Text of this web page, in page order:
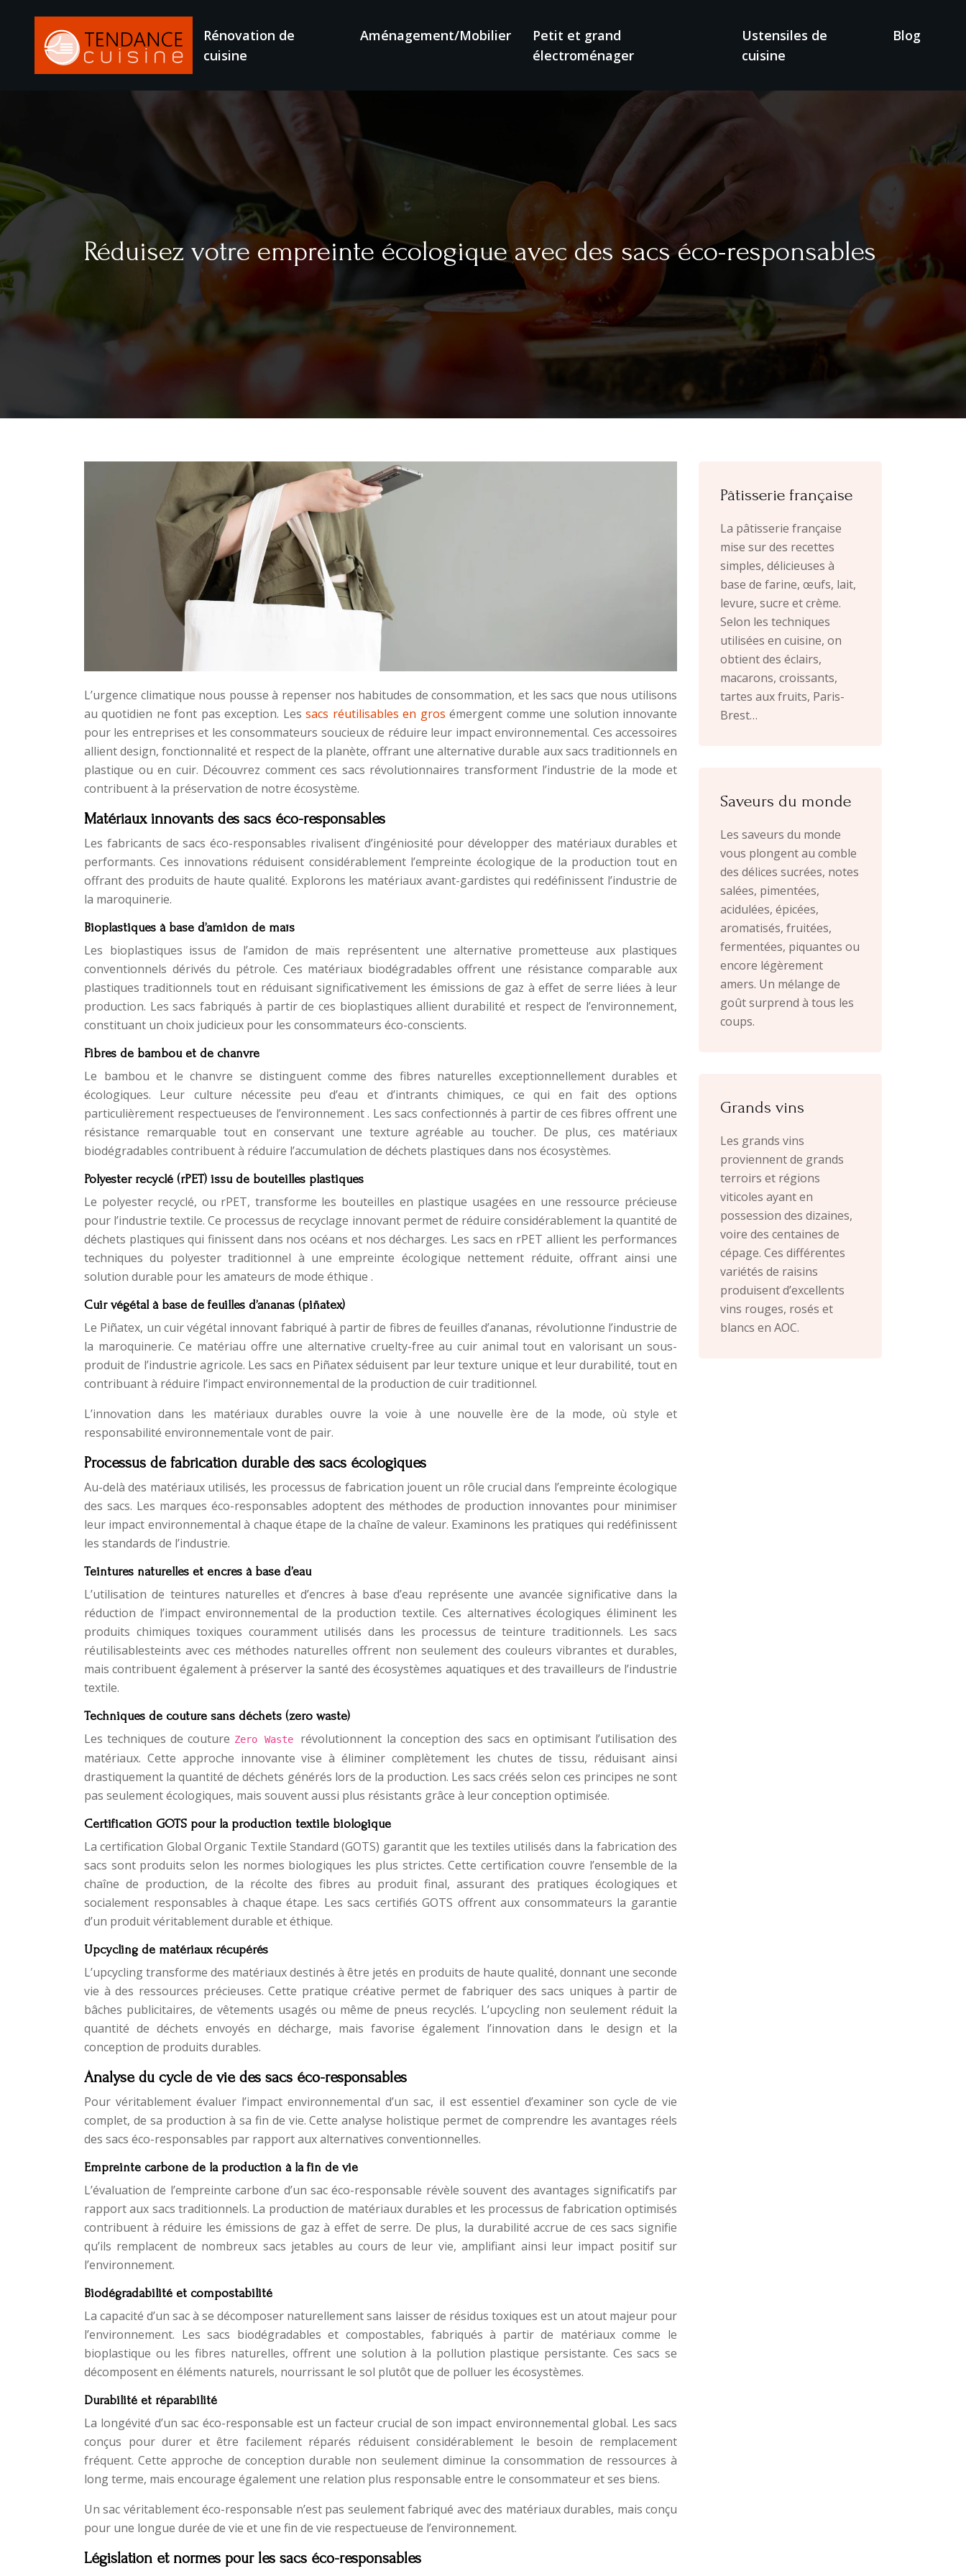
Rénovation de
cuisine
Aménagement/Mobilier
Petit et grand
électroménager
Ustensiles de
cuisine
Blog
Réduisez votre empreinte écologique avec des sacs éco-responsables
L’urgence climatique nous pousse à repenser nos habitudes de consommation, et les sacs que nous utilisons
au quotidien ne font pas exception. Lessacs réutilisables en gros émergent comme une solution innovante
pour les entreprises et les consommateurs soucieux de réduire leur impact environnemental. Ces accessoires
allient design, fonctionnalité et respect de la planète, offrant une alternative durable aux sacs traditionnels en
plastique ou en cuir. Découvrez comment ces sacs révolutionnaires transforment l’industrie de la mode et
contribuent à la préservation de notre écosystème.
Matériaux innovants des sacs éco-responsables
Les fabricants de sacs éco-responsables rivalisent d’ingéniosité pour développer des matériaux durables et
performants. Ces innovations réduisent considérablement l’empreinte écologique de la production tout en
offrant des produits de haute qualité. Explorons les matériaux avant-gardistes qui redéfinissent l’industrie de
la maroquinerie.
Bioplastiques à base d’amidon de maïs
Les bioplastiques issus de l’amidon de maïs représentent une alternative prometteuse aux plastiques
conventionnels dérivés du pétrole. Ces matériaux biodégradables offrent une résistance comparable aux
plastiques traditionnels tout en réduisant significativement les émissions de gaz à effet de serre liées à leur
production. Les sacs fabriqués à partir de ces bioplastiques allient durabilité et respect de l’environnement,
constituant un choix judicieux pour les consommateurs éco-conscients.
Fibres de bambou et de chanvre
Le bambou et le chanvre se distinguent comme des fibres naturelles exceptionnellement durables et
écologiques. Leur culture nécessite peu d’eau et d’intrants chimiques, ce qui en fait des options
particulièrement respectueuses de l’environnement . Les sacs confectionnés à partir de ces fibres offrent une
résistance remarquable tout en conservant une texture agréable au toucher. De plus, ces matériaux
biodégradables contribuent à réduire l’accumulation de déchets plastiques dans nos écosystèmes.
Polyester recyclé (rPET) issu de bouteilles plastiques
Le polyester recyclé, ou rPET, transforme les bouteilles en plastique usagées en une ressource précieuse
pour l’industrie textile. Ce processus de recyclage innovant permet de réduire considérablement la quantité de
déchets plastiques qui finissent dans nos océans et nos décharges. Les sacs en rPET allient les performances
techniques du polyester traditionnel à une empreinte écologique nettement réduite, offrant ainsi une
solution durable pour les amateurs de mode éthique .
Cuir végétal à base de feuilles d’ananas (piñatex)
Le Piñatex, un cuir végétal innovant fabriqué à partir de fibres de feuilles d’ananas, révolutionne l’industrie de
la maroquinerie. Ce matériau offre une alternative cruelty-free au cuir animal tout en valorisant un sous-
produit de l’industrie agricole. Les sacs en Piñatex séduisent par leur texture unique et leur durabilité, tout en
contribuant à réduire l’impact environnemental de la production de cuir traditionnel.
L’innovation dans les matériaux durables ouvre la voie à une nouvelle ère de la mode, où style et
responsabilité environnementale vont de pair.
Processus de fabrication durable des sacs écologiques
Au-delà des matériaux utilisés, les processus de fabrication jouent un rôle crucial dans l’empreinte écologique
des sacs. Les marques éco-responsables adoptent des méthodes de production innovantes pour minimiser
leur impact environnemental à chaque étape de la chaîne de valeur. Examinons les pratiques qui redéfinissent
les standards de l’industrie.
Teintures naturelles et encres à base d’eau
L’utilisation de teintures naturelles et d’encres à base d’eau représente une avancée significative dans la
réduction de l’impact environnemental de la production textile. Ces alternatives écologiques éliminent les
produits chimiques toxiques couramment utilisés dans les processus de teinture traditionnels. Les sacs
réutilisablesteints avec ces méthodes naturelles offrent non seulement des couleurs vibrantes et durables,
mais contribuent également à préserver la santé des écosystèmes aquatiques et des travailleurs de l’industrie
textile.
Techniques de couture sans déchets (zero waste)
Les techniques de couture Zero Waste révolutionnent la conception des sacs en optimisant l’utilisation des
matériaux. Cette approche innovante vise à éliminer complètement les chutes de tissu, réduisant ainsi
drastiquement la quantité de déchets générés lors de la production. Les sacs créés selon ces principes ne sont
pas seulement écologiques, mais souvent aussi plus résistants grâce à leur conception optimisée.
Certification GOTS pour la production textile biologique
La certification Global Organic Textile Standard (GOTS) garantit que les textiles utilisés dans la fabrication des
sacs sont produits selon les normes biologiques les plus strictes. Cette certification couvre l’ensemble de la
chaîne de production, de la récolte des fibres au produit final, assurant des pratiques écologiques et
socialement responsables à chaque étape. Les sacs certifiés GOTS offrent aux consommateurs la garantie
d’un produit véritablement durable et éthique.
Upcycling de matériaux récupérés
L’upcycling transforme des matériaux destinés à être jetés en produits de haute qualité, donnant une seconde
vie à des ressources précieuses. Cette pratique créative permet de fabriquer des sacs uniques à partir de
bâches publicitaires, de vêtements usagés ou même de pneus recyclés. L’upcycling non seulement réduit la
quantité de déchets envoyés en décharge, mais favorise également l’innovation dans le design et la
conception de produits durables.
Analyse du cycle de vie des sacs éco-responsables
Pour véritablement évaluer l’impact environnemental d’un sac, il est essentiel d’examiner son cycle de vie
complet, de sa production à sa fin de vie. Cette analyse holistique permet de comprendre les avantages réels
des sacs éco-responsables par rapport aux alternatives conventionnelles.
Empreinte carbone de la production à la fin de vie
L’évaluation de l’empreinte carbone d’un sac éco-responsable révèle souvent des avantages significatifs par
rapport aux sacs traditionnels. La production de matériaux durables et les processus de fabrication optimisés
contribuent à réduire les émissions de gaz à effet de serre. De plus, la durabilité accrue de ces sacs signifie
qu’ils remplacent de nombreux sacs jetables au cours de leur vie, amplifiant ainsi leur impact positif sur
l’environnement.
Biodégradabilité et compostabilité
La capacité d’un sac à se décomposer naturellement sans laisser de résidus toxiques est un atout majeur pour
l’environnement. Les sacs biodégradables et compostables, fabriqués à partir de matériaux comme le
bioplastique ou les fibres naturelles, offrent une solution à la pollution plastique persistante. Ces sacs se
décomposent en éléments naturels, nourrissant le sol plutôt que de polluer les écosystèmes.
Durabilité et réparabilité
La longévité d’un sac éco-responsable est un facteur crucial de son impact environnemental global. Les sacs
conçus pour durer et être facilement réparés réduisent considérablement le besoin de remplacement
fréquent. Cette approche de conception durable non seulement diminue la consommation de ressources à
long terme, mais encourage également une relation plus responsable entre le consommateur et ses biens.
Un sac véritablement éco-responsable n’est pas seulement fabriqué avec des matériaux durables, mais conçu
pour une longue durée de vie et une fin de vie respectueuse de l’environnement.
Législation et normes pour les sacs éco-responsables
Pâtisserie française
La pâtisserie française
mise sur des recettes
simples, délicieuses à
base de farine, œufs, lait,
levure, sucre et crème.
Selon les techniques
utilisées en cuisine, on
obtient des éclairs,
macarons, croissants,
tartes aux fruits, Paris-
Brest…
Saveurs du monde
Les saveurs du monde
vous plongent au comble
des délices sucrées, notes
salées, pimentées,
acidulées, épicées,
aromatisés, fruitées,
fermentées, piquantes ou
encore légèrement
amers. Un mélange de
goût surprend à tous les
coups.
Grands vins
Les grands vins
proviennent de grands
terroirs et régions
viticoles ayant en
possession des dizaines,
voire des centaines de
cépage. Ces différentes
variétés de raisins
produisent d’excellents
vins rouges, rosés et
blancs en AOC.